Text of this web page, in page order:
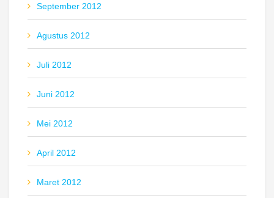
September 2012
Agustus 2012
Juli 2012
Juni 2012
Mei 2012
April 2012
Maret 2012